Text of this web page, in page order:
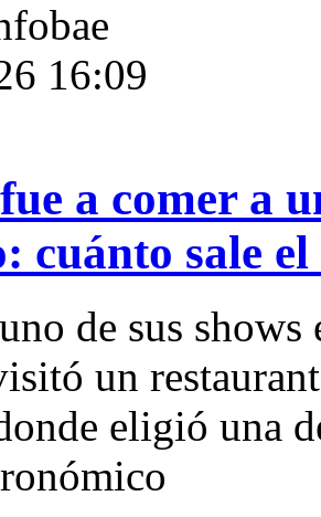
16:09
a comer a
cuánto sale
de sus
un
eligió una